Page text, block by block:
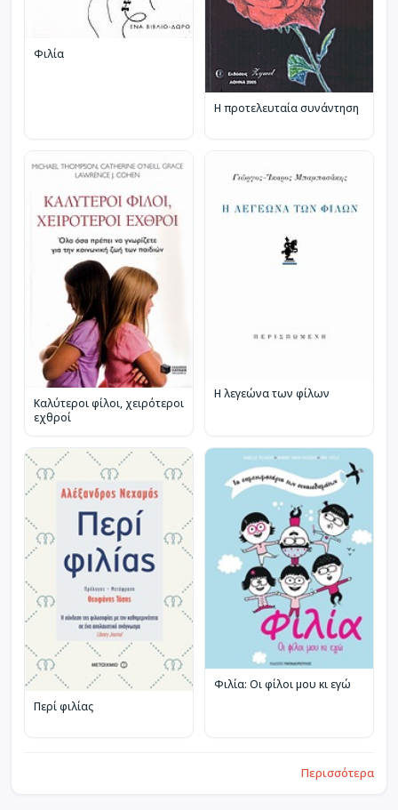
Φιλία
Η προτελευταία συνάντηση
Καλύτεροι φίλοι, χειρότεροι
εχθροί
Η λεγεώνα των φίλων
Περί φιλίας
Φιλία: Οι φίλοι μου κι εγώ
Περισσότερα